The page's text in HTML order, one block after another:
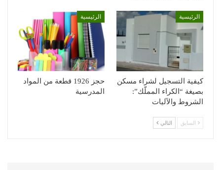
الرئيسية
كيفية التسجيل لشراء مسكن
بصيغة “الكراء المملّك”:
الشروط والآليات
الرئيسية
حجز 1926 قطعة من المواد
المدرسية
السابق التالي